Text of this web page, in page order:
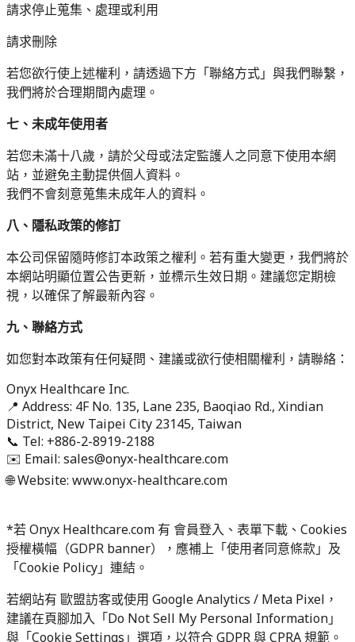
請求停止蒐集、處理或利用
請求刪除
若您欲行使上述權利，請透過下方「聯絡方式」與我們聯繫，
我們將於合理期間內處理。
七、未成年使用者
若您未滿十八歲，請於父母或法定監護人之同意下使用本網
站，並避免主動提供個人資料。
我們不會刻意蒐集未成年人的資料。
八、隱私政策的修訂
本公司保留隨時修訂本政策之權利。若有重大變更，我們將於
本網站明顯位置公告更新，並標示生效日期。建議您定期檢
視，以確保了解最新內容。
九、聯絡方式
如您對本政策有任何疑問、建議或欲行使相關權利，請聯絡：
Onyx Healthcare Inc.
📍 Address: 4F No. 135, Lane 235, Baoqiao Rd., Xindian
District, New Taipei City 23145, Taiwan
📞 Tel: +886-2-8919-2188
✉️ Email: sales@onyx-healthcare.com
🌐 Website: www.onyx-healthcare.com
*若 Onyx Healthcare.com 有 會員登入、表單下載、Cookies
授權橫幅（GDPR banner），應補上「使用者同意條款」及
「Cookie Policy」連結。
若網站有 歐盟訪客或使用 Google Analytics / Meta Pixel，
建議在頁腳加入「Do Not Sell My Personal Information」
與「Cookie Settings」選項，以符合 GDPR 與 CPRA 規範。